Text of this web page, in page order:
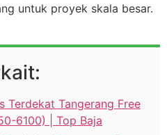
untuk proyek skala besar.
Terdekat Tangerang Free
6100) | Top Baja